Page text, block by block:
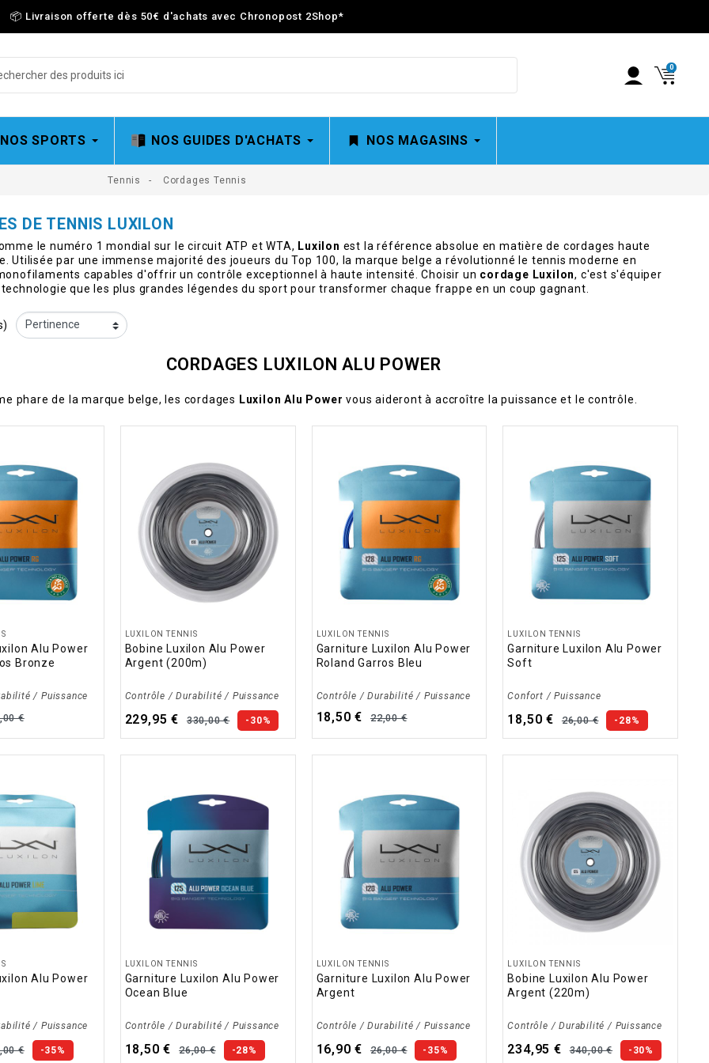
📦 Livraison offerte dès 50€ d'achats avec Chronopost 2Shop*
0
SPORTS NOS GUIDES D'ACHATS NOS MAGASINS
Tennis Cordages Tennis
DE TENNIS LUXILON
le numéro 1 mondial sur le circuit ATP et WTA, Luxilon est la référence absolue en matière de cordages haute
Utilisée par une immense majorité des joueurs du Top 100, la marque belge a révolutionné le tennis moderne en
capables d'offrir un contrôle exceptionnel à haute intensité. Choisir un cordage Luxilon, c'est s'équiper
que les plus grandes légendes du sport pour transformer chaque frappe en un coup gagnant.
CORDAGES LUXILON ALU POWER
phare de la marque belge, les cordages Luxilon Alu Power vous aideront à accroître la puissance et le contrôle.
Alu Power
Bronze
/ Puissance
€
LUXILON TENNIS
Bobine Luxilon Alu Power
Argent (200m)
Contrôle / Durabilité / Puissance
229,95 € 330,00 € -30%
LUXILON TENNIS
Garniture Luxilon Alu Power
Roland Garros Bleu
Contrôle / Durabilité / Puissance
18,50 € 22,00 €
LUXILON TENNIS
Garniture Luxilon Alu Power
Soft
Confort / Puissance
18,50 € 26,00 € -28%
Alu Power
/ Puissance
€ -35%
LUXILON TENNIS
Garniture Luxilon Alu Power
Ocean Blue
Contrôle / Durabilité / Puissance
18,50 € 26,00 € -28%
LUXILON TENNIS
Garniture Luxilon Alu Power
Argent
Contrôle / Durabilité / Puissance
16,90 € 26,00 € -35%
LUXILON TENNIS
Bobine Luxilon Alu Power
Argent (220m)
Contrôle / Durabilité / Puissance
234,95 € 340,00 € -30%